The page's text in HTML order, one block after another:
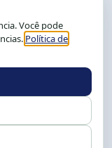
2104 ou 2105
17h.
Fale conosco